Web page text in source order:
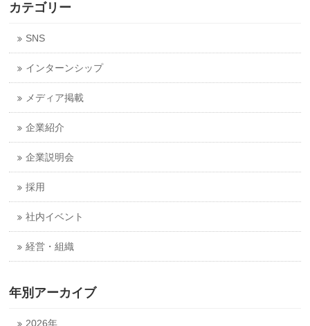
カテゴリー
SNS
インターンシップ
メディア掲載
企業紹介
企業説明会
採用
社内イベント
経営・組織
年別アーカイブ
2026年